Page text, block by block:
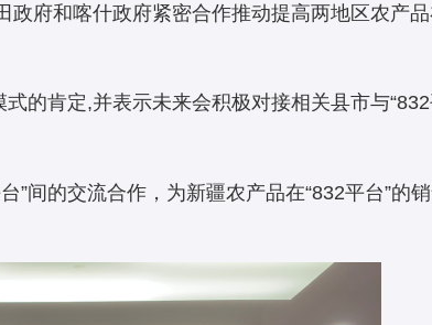
府和喀什政府紧密合作推动提高两地区农产
的肯定,并表示未来会积极对接相关县市与
间的交流合作，为新疆农产品在“832平台”的